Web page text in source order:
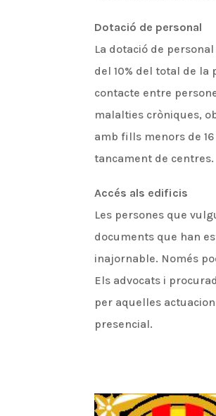
Dotació de personal
La dotació de
del 10% del total de
contacte entre
malalties cròniques,
amb fills menors de
tancament de centres.
Accés als edificis
Les persones que
documents que han
inajornable. Només
Els advocats i
per aquelles
presencial.